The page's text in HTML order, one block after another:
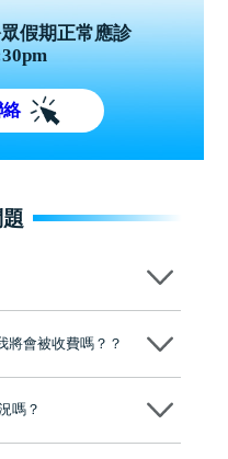
假期正常應診
絡
貝爾種植系統全球放心植牙中
，受到粵港澳大灣區及周邊城
深圳設有八大分院，香港亦設
以隨時預約免費咨詢，讓人十
將會被收費嗎？？
嗎？
對應的價錢，顧客同意並簽字